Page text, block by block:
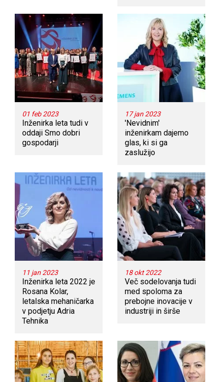
01 feb 2023
Inženirka leta tudi v
oddaji Smo dobri
gospodarji
17 jan 2023
'Nevidnim'
inženirkam dajemo
glas, ki si ga
zaslužijo
11 jan 2023
Inženirka leta 2022 je
Rosana Kolar,
letalska mehaničarka
v podjetju Adria
Tehnika
18 okt 2022
Več sodelovanja tudi
med spoloma za
prebojne inovacije v
industriji in širše